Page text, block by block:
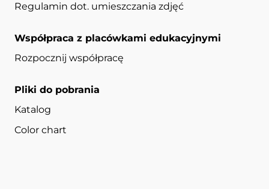
Regulamin dot. umieszczania zdjęć
Współpraca z placówkami edukacyjnymi
Rozpocznij współpracę
Pliki do pobrania
Katalog
Color chart